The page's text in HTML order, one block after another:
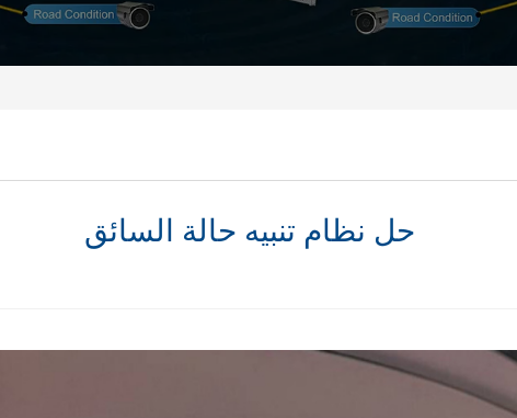
حل نظام تنبيه حالة السائق